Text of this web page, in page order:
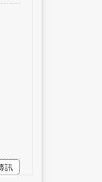
訊